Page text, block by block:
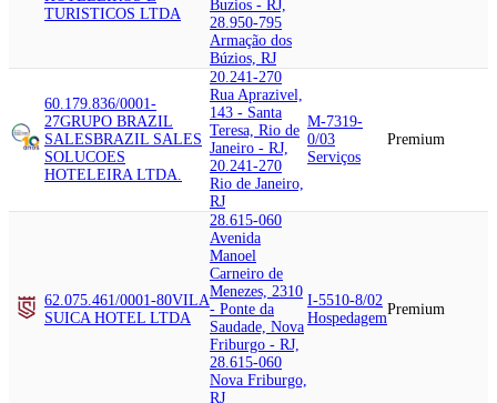
TURISTICOS LTDA
Buzios - RJ,
28.950-795
Armação dos
Búzios, RJ
60.179.836/0001-
27GRUPO BRAZIL
SALESBRAZIL SALES
SOLUCOES
HOTELEIRA LTDA.
20.241-270
Rua Aprazivel,
143 - Santa
Teresa, Rio de
Janeiro - RJ,
20.241-270
Rio de Janeiro,
RJ
M-7319-
0/03
Serviços
Premium
62.075.461/0001-80VILA
SUICA HOTEL LTDA
28.615-060
Avenida
Manoel
Carneiro de
Menezes, 2310
- Ponte da
Saudade, Nova
Friburgo - RJ,
28.615-060
Nova Friburgo,
RJ
I-5510-8/02
Hospedagem
Premium